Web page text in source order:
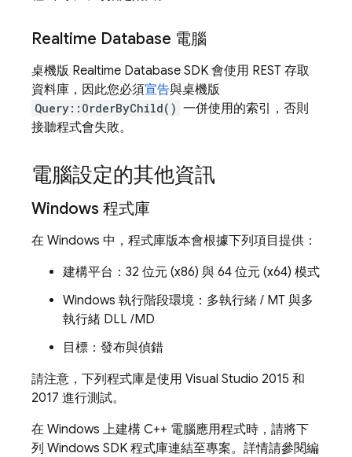
Realtime Database 電腦
桌機版 Realtime Database SDK 會使用 REST 存取
資料庫，因此您必須宣告與桌機版
Query::OrderByChild() 一併使用的索引，否則
接聽程式會失敗。
電腦設定的其他資訊
Windows 程式庫
在 Windows 中，程式庫版本會根據下列項目提供：
建構平台：32 位元 (x86) 與 64 位元 (x64) 模式
Windows 執行階段環境：多執行緒 / MT 與多
執行緒 DLL /MD
目標：發布與偵錯
請注意，下列程式庫是使用 Visual Studio 2015 和
2017 進行測試。
在 Windows 上建構 C++ 電腦應用程式時，請將下
列 Windows SDK 程式庫連結至專案。詳情請參閱編